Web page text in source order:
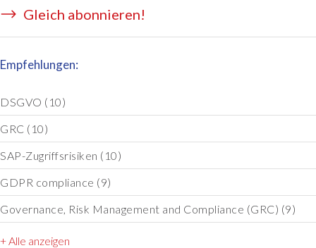
Gleich abonnieren!
Empfehlungen:
DSGVO (10)
GRC (10)
SAP-Zugriffsrisiken (10)
GDPR compliance (9)
Governance, Risk Management and Compliance (GRC) (9)
+ Alle anzeigen